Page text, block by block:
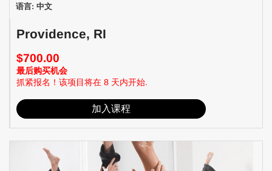
语言: 中文
Providence, RI
$700.00
最后购买机会
抓紧报名！该项目将在 8 天内开始.
加入课程